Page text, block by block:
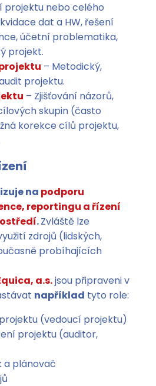
projektu nebo celého
dat a HW, řešení
účetní problematika,
projekt.
– Metodický,
projektu.
– Zjišťování názorů,
skupin (často
korekce cílů projektu,
na podporu
reportingu a řízení
.Zvláště lze
zdrojů (lidských,
probíhajících
a.s.jsou připraveni v
například tyto role:
(vedoucí projektu)
projektu (auditor,
a plánovač